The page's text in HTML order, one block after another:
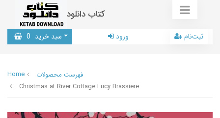
کتاب دانلود
سبد خرید 0 ورود ثبت‌نام
Home
فهرست محصولات
Christmas at River Cottage Lucy Brassiere